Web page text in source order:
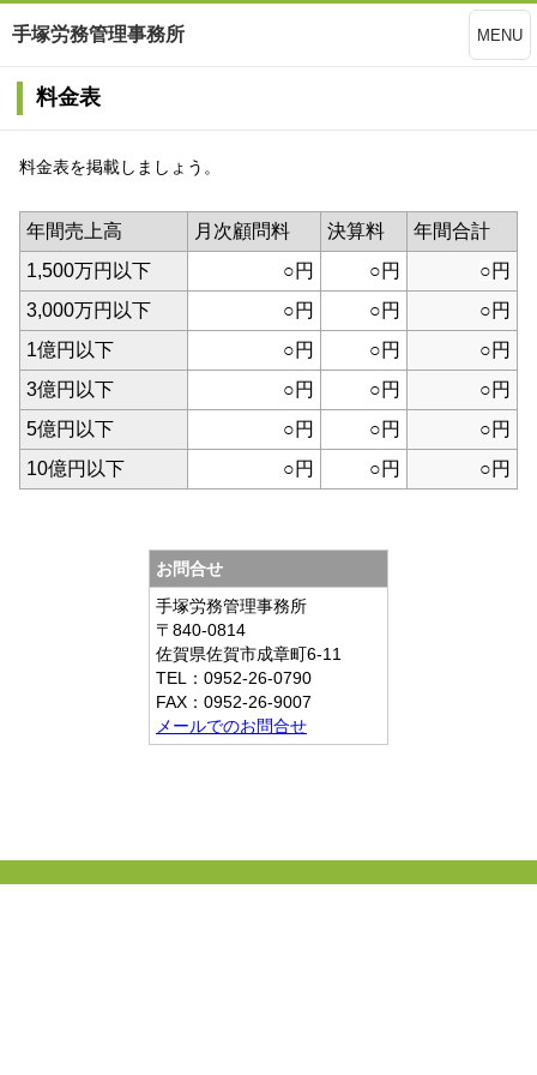
手塚労務管理事務所 MENU
料金表
料金表を掲載しましょう。
年間売上高 月次顧問料 決算料
年間合計
1,500万円以下
○円 ○円 ○円
3,000万円以下
○円 ○円
○円
1億円以下
○円 ○円
○円
3億円以下
○円 ○円
○円
5億円以下
○円 ○円
○円
10億円以下
○円 ○円 ○円
お問合せ
手塚労務管理事務所
〒840-0814
佐賀県佐賀市成章町6-11
TEL：0952-26-0790
FAX：0952-26-9007
メールでのお問合せ